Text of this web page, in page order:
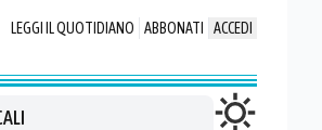
LEGGI IL QUOTIDIANO ABBONATI ACCEDI